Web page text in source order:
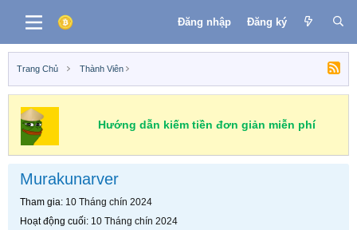
Đăng nhập Đăng ký
Trang Chủ Thành Viên
Hướng dẫn kiếm tiền đơn giản miễn phí
Murakunarver
Tham gia 10 Tháng chín 2024
Hoạt động cuối 10 Tháng chín 2024